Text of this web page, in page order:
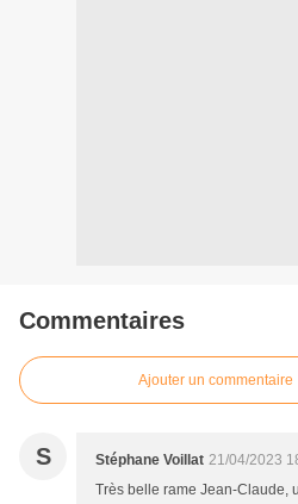
Commentaires
Ajouter un commentaire
S Stéphane Voillat 21/04/2023
Très belle rame Jean-Claude,